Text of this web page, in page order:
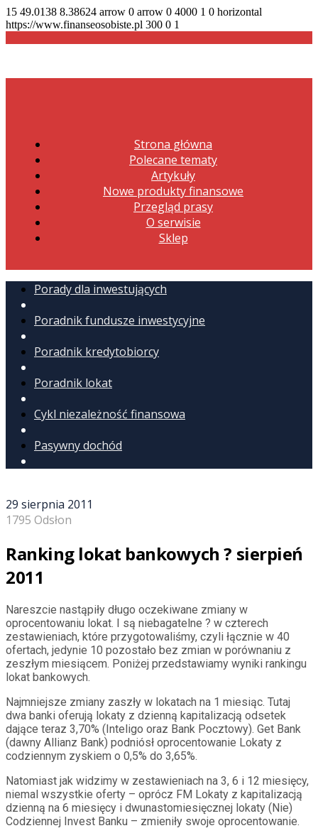
15 49.0138 8.38624 arrow 0 arrow 0 4000 1 0 horizontal
https://www.finanseosobiste.pl 300 0 1
Strona główna
Polecane tematy
Artykuły
Nowe produkty finansowe
Przegląd prasy
O serwisie
Sklep
Porady dla inwestujących
Poradnik fundusze inwestycyjne
Poradnik kredytobiorcy
Poradnik lokat
Cykl niezależność finansowa
Pasywny dochód
29 sierpnia 2011
1795 Odsłon
Ranking lokat bankowych ? sierpień
2011
Nareszcie nastąpiły długo oczekiwane zmiany w
oprocentowaniu lokat. I są niebagatelne ? w czterech
zestawieniach, które przygotowaliśmy, czyli łącznie w 40
ofertach, jedynie 10 pozostało bez zmian w porównaniu z
zeszłym miesiącem. Poniżej przedstawiamy wyniki rankingu
lokat bankowych.
Najmniejsze zmiany zaszły w lokatach na 1 miesiąc. Tutaj
dwa banki oferują lokaty z dzienną kapitalizacją odsetek
dające teraz 3,70% (Inteligo oraz Bank Pocztowy). Get Bank
(dawny Allianz Bank) podniósł oprocentowanie Lokaty z
codziennym zyskiem o 0,5% do 3,65%.
Natomiast jak widzimy w zestawieniach na 3, 6 i 12 miesięcy,
niemal wszystkie oferty – oprócz FM Lokaty z kapitalizacją
dzienną na 6 miesięcy i dwunastomiesięcznej lokaty (Nie)
Codziennej Invest Banku – zmieniły swoje oprocentowanie.